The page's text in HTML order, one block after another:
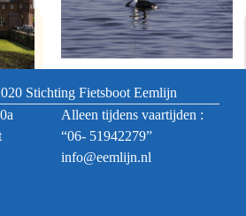
Stichting Fietsboot Eemlijn
Alleen tijdens vaartijden :
“06- 51942279”
info@eemlijn.nl